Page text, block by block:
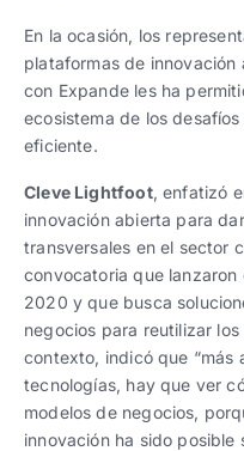
En la ocasión, los
plataformas de
con Expande les ha
ecosistema de los
eficiente.
Cleve Lightfoot, enfatizó
innovación abierta para
transversales en el sector
convocatoria que
2020 y que busca
negocios para reutilizar
contexto, indicó que “más
tecnologías, hay que ver
modelos de negocios,
innovación ha sido posible